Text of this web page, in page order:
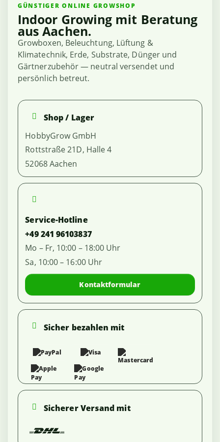
GÜNSTIGER ONLINE GROWSHOP
Indoor Growing mit Beratung
aus Aachen.
Growboxen, Beleuchtung, Lüftung &
Klimatechnik, Erde, Substrate, Dünger und
Gärtnerzubehör — neutral versendet und
persönlich betreut.
Shop / Lager
HobbyGrow GmbH
Rottstraße 21D, Halle 4
52068 Aachen
Service-Hotline
+49 241 96103837
Mo – Fr, 10:00 – 18:00 Uhr
Sa, 10:00 – 16:00 Uhr
Kontaktformular
Sicher bezahlen mit
Sicherer Versand mit